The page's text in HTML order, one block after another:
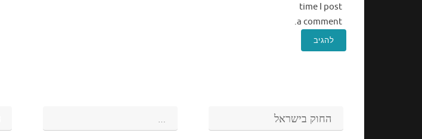
time I post
a comment.
… החוק בישראל